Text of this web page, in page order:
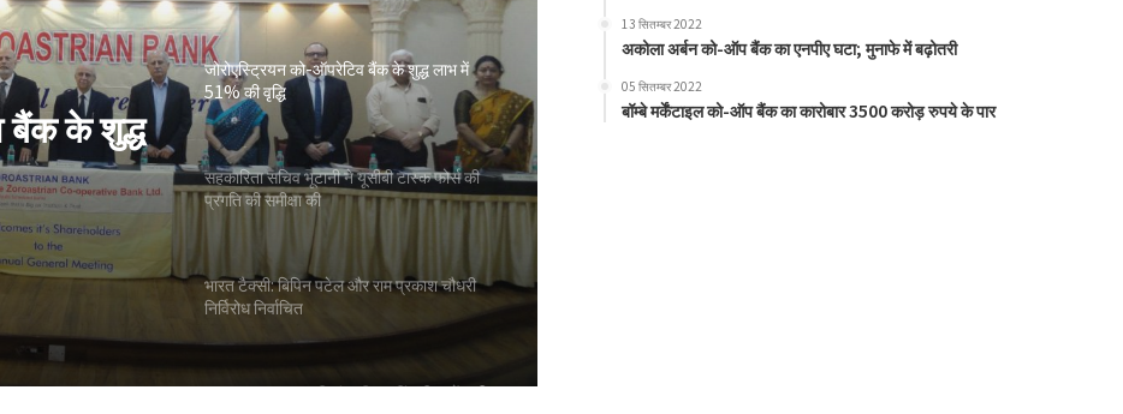
बैंक के शुद्ध
जोरोएस्ट्रियन को-ऑपरेटिव बैंक के शुद्ध लाभ में
51% की वृद्धि
सहकारिता सचिव भूटानी ने यूसीबी टास्क फोर्स की
प्रगति की समीक्षा की
भारत टैक्सी: बिपिन पटेल और राम प्रकाश चौधरी
निर्विरोध निर्वाचित
गुजरात राज्य सहकारी संघ की 67वीं एजीएम में अमीन
13 सितम्बर 2022
अकोला अर्बन को-ऑप बैंक का एनपीए घटा; मुनाफे में बढ़ोतरी
05 सितम्बर 2022
बॉम्बे मर्केंटाइल को-ऑप बैंक का कारोबार 3500 करोड़ रुपये के पार